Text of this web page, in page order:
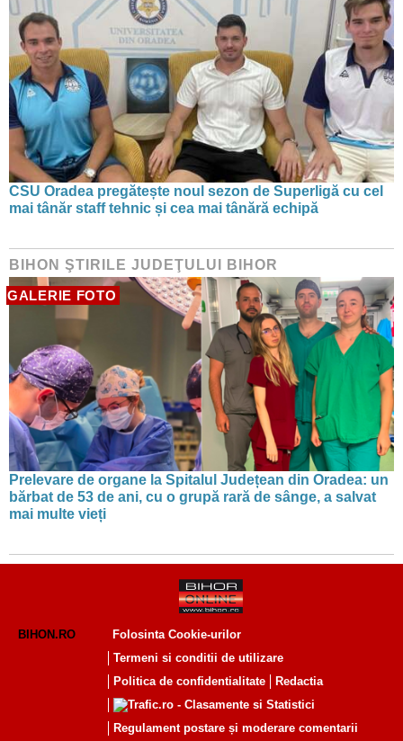
CSU Oradea pregătește noul sezon de Superligă cu cel
mai tânăr staff tehnic și cea mai tânără echipă
BIHON ŞTIRILE JUDEŢULUI BIHOR
GALERIE FOTO
Prelevare de organe la Spitalul Județean din Oradea: un
bărbat de 53 de ani, cu o grupă rară de sânge, a salvat
mai multe vieți
BIHON.RO
Folosinta Cookie-urilor
Termeni si conditii de utilizare
Politica de confidentialitate
Redactia
Regulament postare și moderare comentarii